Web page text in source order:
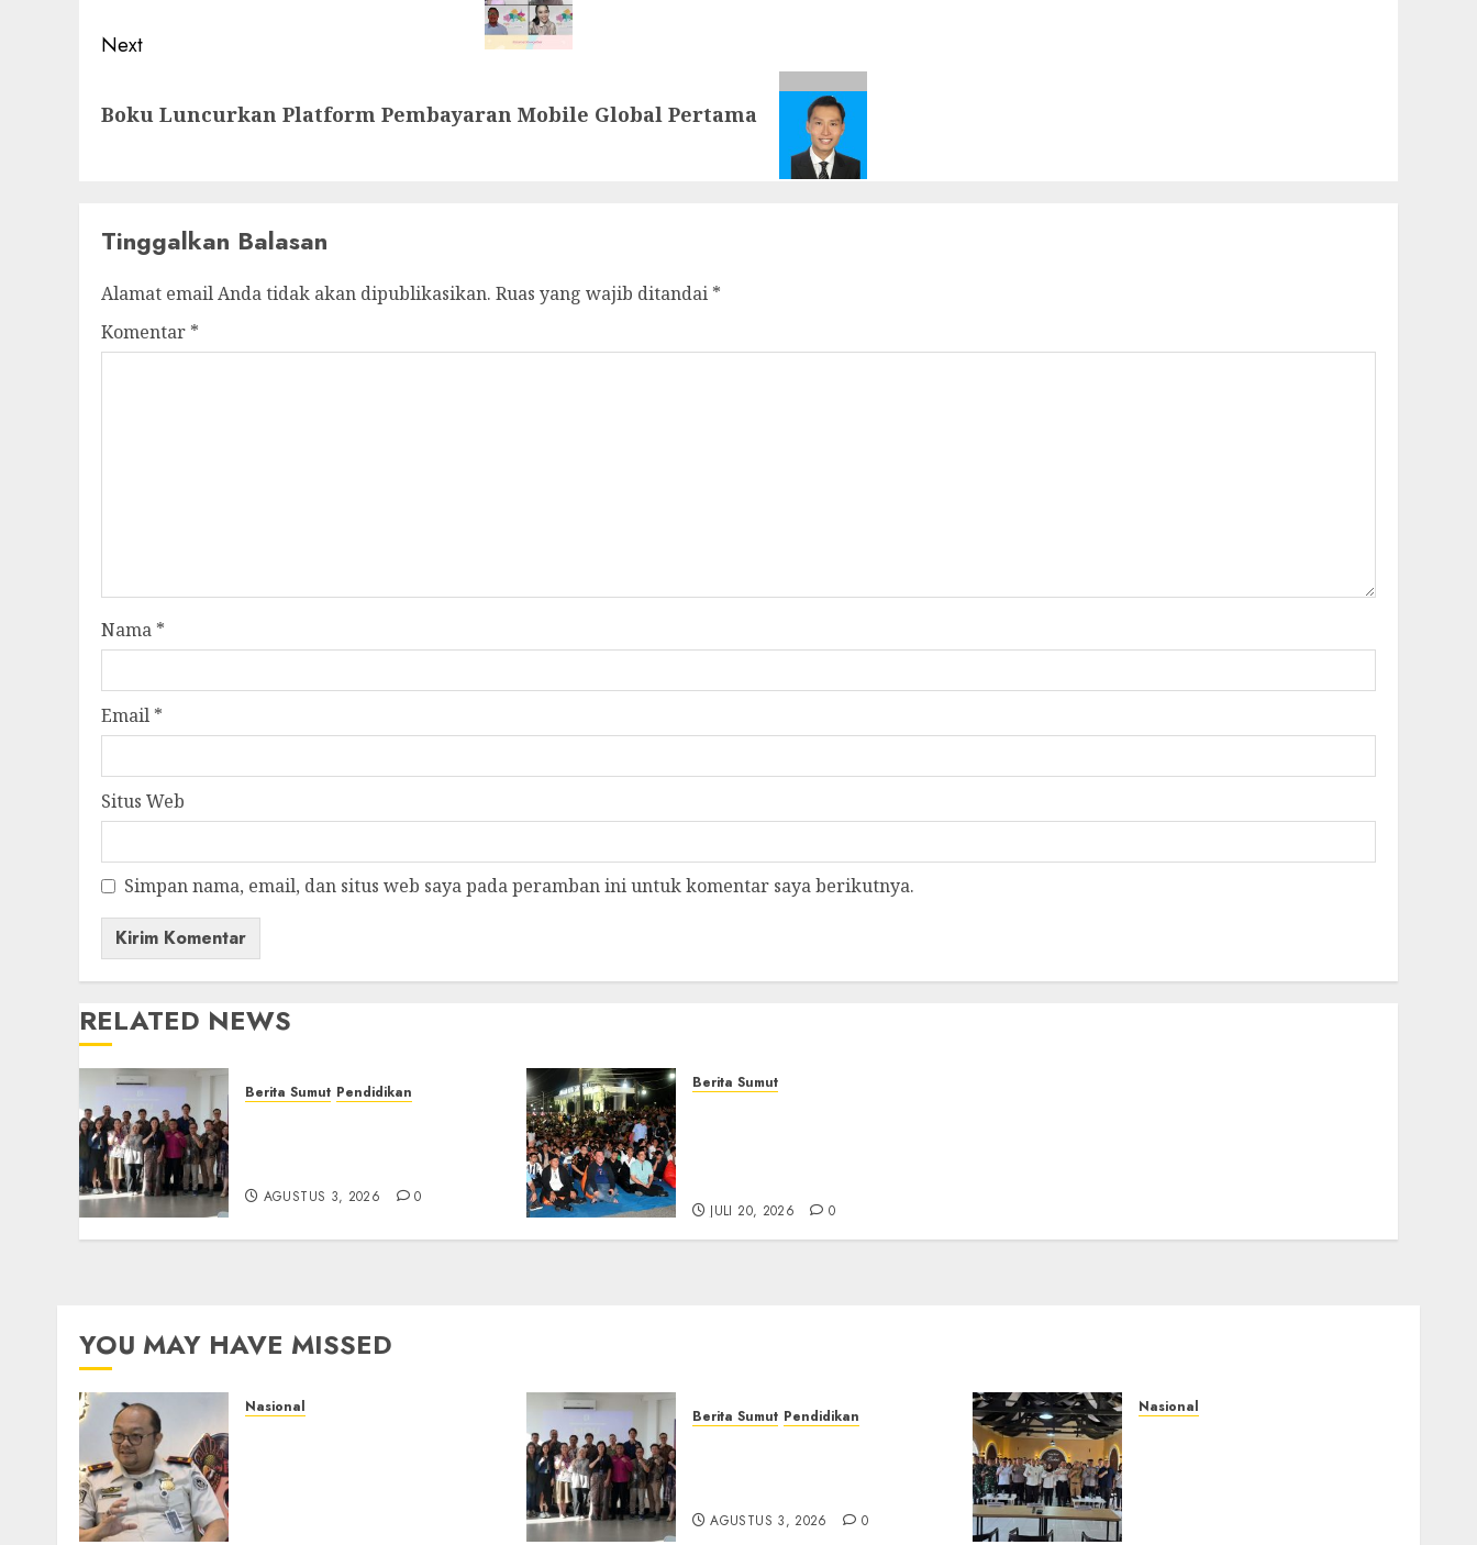
Next
post:
Boku Luncurkan Platform Pembayaran Mobile Global Pertama
Tinggalkan Balasan
Alamat email Anda tidak akan dipublikasikan. Ruas yang wajib ditandai *
Komentar *
Nama *
Email *
Situs Web
Simpan nama, email, dan situs web saya pada peramban ini untuk komentar saya berikutnya.
RELATED NEWS
Berita Sumut Pendidikan
AGUSTUS 3, 2026 0
Berita Sumut
JULI 20, 2026 0
YOU MAY HAVE MISSED
Nasional Berita Sumut Pendidikan
AGUSTUS 3, 2026 0
Nasional